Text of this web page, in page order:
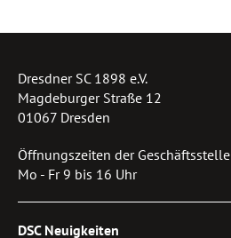
Dresdner SC 1898 e.V.
Magdeburger Straße 12
01067 Dresden
Öffnungszeiten der Geschäftsstelle
Mo - Fr 9 bis 16 Uhr
DSC Neuigkeiten